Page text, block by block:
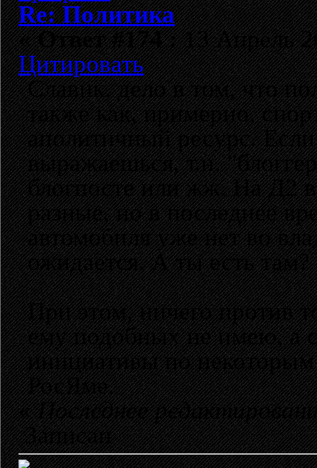
Re: Политика
«Ответ #174 :13 Апрель
Цитировать
Славик, дело в том, что
также как, примерно,
аполитичный ресурс.
выражаешься, т.н.
блогпосте или жж. На Д2
разные, но в последнее
автомобиля уже нет во
ожидается. А ты есть там?
При этом, ничего против
ему подобных не имею, а
инициативы по
РосЯме.
«Последнее
Записан